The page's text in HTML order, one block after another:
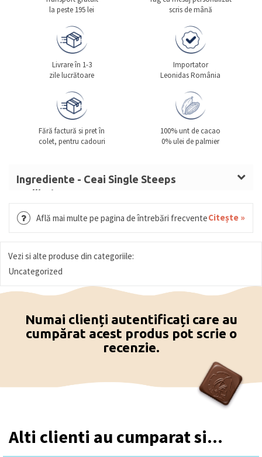
la peste 195 lei
scris de mână
Livrare în 1-3
zile lucrătoare
Importator
Leonidas România
Fără factură si pret în
colet, pentru cadouri
100% unt de cacao
0% ulei de palmier
Ingrediente - Ceai Single Steeps
Wellbeing 15p
Află mai multe pe pagina de întrebări frecventeCitește »
Vezi si alte produse din categoriile:
Uncategorized
Numai clienți autentificați care au
cumpărat acest produs pot scrie o
recenzie.
Alti clienti au cumparat si...